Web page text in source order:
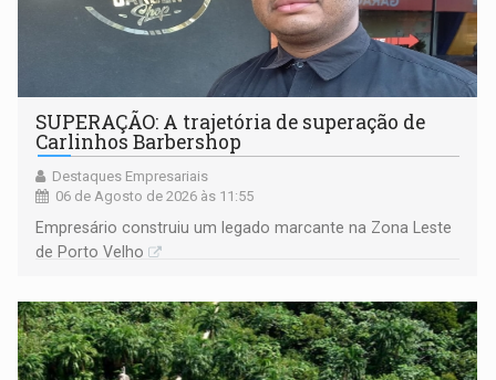
SUPERAÇÃO: A trajetória de superação de
Carlinhos Barbershop
Destaques Empresariais
06 de Agosto de 2026 às 11:55
Empresário construiu um legado marcante na Zona Leste
de Porto Velho